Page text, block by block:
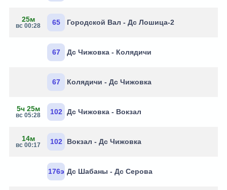
25м
вс 00:28 65 Городской Вал - Дс Лошица-2
67 Дс Чижовка - Колядичи
67 Колядичи - Дс Чижовка
5ч 25м
вс 05:28 102 Дс Чижовка - Вокзал
14м
вс 00:17 102 Вокзал - Дс Чижовка
176э Дс Шабаны - Дс Серова